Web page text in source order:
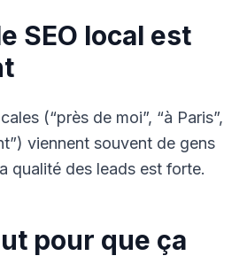
SEO local est
(“près de moi”, “à Paris”,
viennent souvent de gens
qualité des leads est forte.
pour que ça